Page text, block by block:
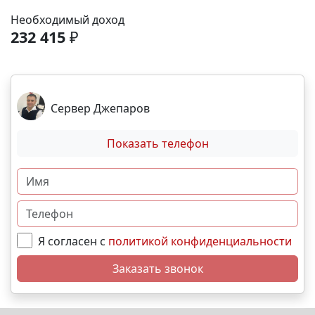
Необходимый доход
232 415 ₽
Сервер Джепаров
Показать телефон
Я согласен с политикой конфиденциальности
Заказать звонок